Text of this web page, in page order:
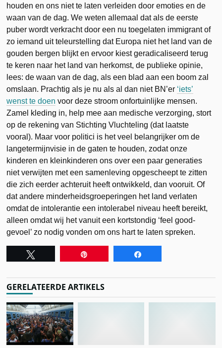
houden en ons niet te laten verleiden door emoties en de
waan van de dag. We weten allemaal dat als de eerste
puber wordt verkracht door een nu toegelaten immigrant of
zo iemand uit teleurstelling dat Europa niet het land van de
gouden bergen blijkt en ervoor kiest geradicaliseerd terug
te keren naar het land van herkomst, de publieke opinie,
lees: de waan van de dag, als een blad aan een boom zal
omslaan. Prachtig als je nu als al dan niet BN’er ‘iets’
wenst te doen voor deze stroom onfortuinlijke mensen.
Zamel kleding in, help mee aan medische verzorging, stort
op de rekening van Stichting Vluchteling (dat laatste
vooral). Maar voor politici is het veel belangrijker om de
langetermijnvisie in de gaten te houden, zodat onze
kinderen en kleinkinderen ons over een paar generaties
niet verwijten met een samenleving opgescheept te zitten
die zich eerder achteruit heeft ontwikkeld, dan vooruit. Of
dat andere minderheidsgroeperingen het land verlaten
omdat de intolerantie een intolerabel niveau heeft bereikt,
alleen omdat wij het vanuit een kortstondig ‘feel good-
gevoel’ zo nodig vonden om ons hart te laten spreken.
GERELATEERDE ARTIKELS